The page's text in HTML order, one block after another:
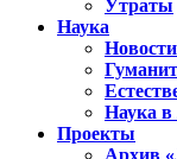
Утраты
Наука
Наука в
Проекты
Архив